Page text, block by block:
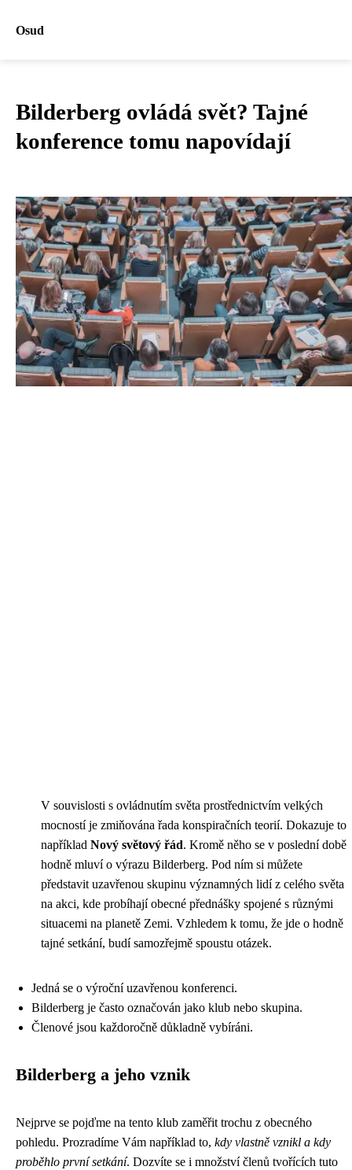
Osud
Bilderberg ovládá svět? Tajné
konference tomu napovídají
V souvislosti s ovládnutím světa prostřednictvím velkých
mocností je zmiňována řada konspiračních teorií. Dokazuje to
například Nový světový řád. Kromě něho se v poslední době
hodně mluví o výrazu Bilderberg. Pod ním si můžete
představit uzavřenou skupinu významných lidí z celého světa
na akci, kde probíhají obecné přednášky spojené s různými
situacemi na planetě Zemi. Vzhledem k tomu, že jde o hodně
tajné setkání, budí samozřejmě spoustu otázek.
Jedná se o výroční uzavřenou konferenci.
Bilderberg je často označován jako klub nebo skupina.
Členové jsou každoročně důkladně vybíráni.
Bilderberg a jeho vznik
Nejprve se pojďme na tento klub zaměřit trochu z obecného
pohledu. Prozradíme Vám například to, kdy vlastně vznikl a kdy
proběhlo první setkání. Dozvíte se i množství členů tvořících tuto